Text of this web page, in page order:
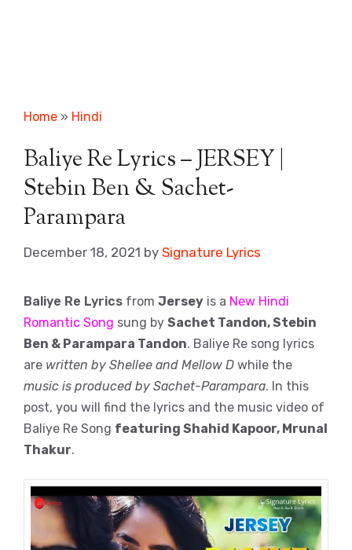
Home » Hindi
Baliye Re Lyrics – JERSEY |
Stebin Ben & Sachet-
Parampara
December 18, 2021 by Signature Lyrics
Baliye Re Lyrics from Jersey is a New Hindi
Romantic Song sung by Sachet Tandon, Stebin
Ben & Parampara Tandon. Baliye Re song lyrics
are written by Shellee and Mellow D while the
music is produced by Sachet-Parampara. In this
post, you will find the lyrics and the music video of
Baliye Re Song featuring Shahid Kapoor, Mrunal
Thakur.